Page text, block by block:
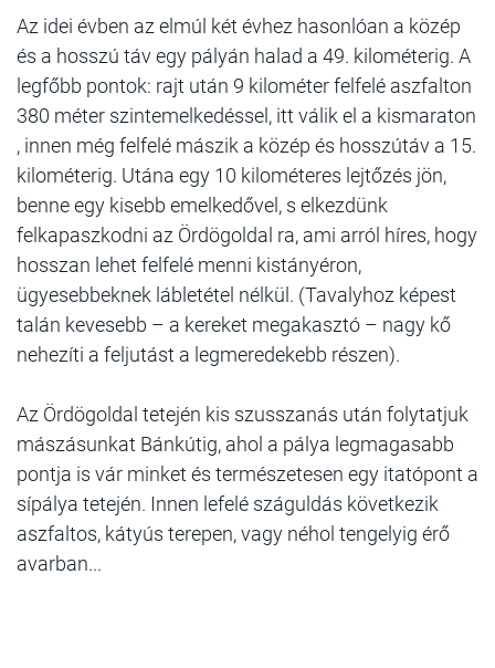
Az idei évben az elmúl két évhez hasonlóan a közép
és a hosszú táv egy pályán halad a 49. kilométerig. A
legfőbb pontok: rajt után 9 kilométer felfelé aszfalton
380 méter szintemelkedéssel, itt válik el a kismaraton
, innen még felfelé mászik a közép és hosszútáv a 15.
kilométerig. Utána egy 10 kilométeres lejtőzés jön,
benne egy kisebb emelkedővel, s elkezdünk
felkapaszkodni az Ördögoldal ra, ami arról híres, hogy
hosszan lehet felfelé menni kistányéron,
ügyesebbeknek lábletétel nélkül. (Tavalyhoz képest
talán kevesebb – a kereket megakasztó – nagy kő
nehezíti a feljutást a legmeredekebb részen).
Az Ördögoldal tetején kis szusszanás után folytatjuk
mászásunkat Bánkútig, ahol a pálya legmagasabb
pontja is vár minket és természetesen egy itatópont a
sípálya tetején. Innen lefelé száguldás következik
aszfaltos, kátyús terepen, vagy néhol tengelyig érő
avarban...